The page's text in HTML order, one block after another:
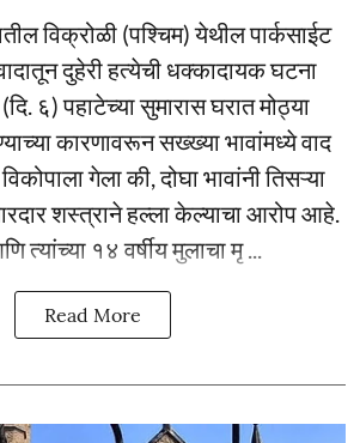
विक्रोळी (पश्चिम) येथील पार्कसाईट
दुहेरी हत्येची धक्कादायक घटना
६) पहाटेच्या सुमारास घरात मोठ्या
कारणावरून सख्ख्या भावांमध्ये वाद
गेला की, दोघा भावांनी तिसऱ्या
शस्त्राने हल्ला केल्याचा आरोप आहे.
त्यांच्या १४ वर्षीय मुलाचा मृ ...
Read More